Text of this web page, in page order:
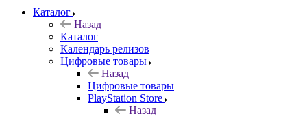
Каталог
Назад
Каталог
Календарь релизов
Цифровые товары
Назад
Цифровые товары
PlayStation Store
Назад